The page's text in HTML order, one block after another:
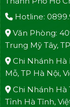
Hotline:
Văn Phòng:
Trung Mỹ Tây,
Chi Nhánh Hà
Mỗ, TP Hà Nội,
Chi Nhánh Hà
Tỉnh Hà Tĩnh,